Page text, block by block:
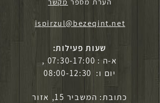
ispirzul@bezeqint.net
שעות פעילות:
א-ה : 07:30-17:00 ,
יום ו: 08:00-12:30
כתובת: המשביר 15, אזור